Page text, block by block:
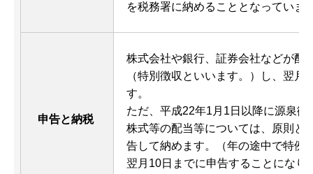
を税務署に納めることとなっていま
申告と納税
株式会社や銀行、証券会社などが配
（特別徴収といいます。）し、翌月
す。
ただ、平成22年1月1日以降に源泉
株式等の配当等については、原則と
告して納めます。（年の途中で特例
翌月10日までに申告することになり